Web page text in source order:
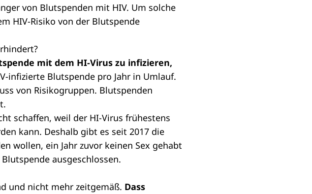
von Blutspenden mit HIV. Um solche
HIV-Risiko von der Blutspende
mit dem HI-Virus zu infizieren,
infizierte Blutspende pro Jahr in Umlauf.
von Risikogruppen. Blutspenden
schaffen, weil der HI-Virus frühestens
kann. Deshalb gibt es seit 2017 die
wollen, ein Jahr zuvor keinen Sex gehabt
ausgeschlossen.
und nicht mehr zeitgemäß. Dass